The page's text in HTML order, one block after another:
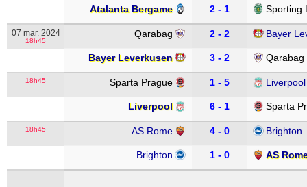
Atalanta Bergame 2 - 1 Sporting
07 mar. 2024
18h45
Qarabag 2 - 2 Bayer
Bayer Leverkusen 3 - 2 Qarabag
18h45 Sparta Prague 1 - 5 Liverpool
Liverpool 6 - 1 Sparta
18h45 AS Rome 4 - 0 Brighton
Brighton 1 - 0 AS